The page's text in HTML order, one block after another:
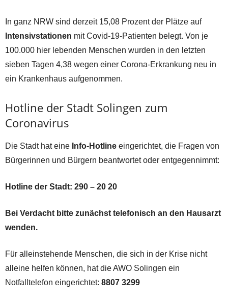
In ganz NRW sind derzeit 15,08 Prozent der Plätze auf
Intensivstationen mit Covid-19-Patienten belegt. Von je
100.000 hier lebenden Menschen wurden in den letzten
sieben Tagen 4,38 wegen einer Corona-Erkrankung neu in
ein Krankenhaus aufgenommen.
Hotline der Stadt Solingen zum
Coronavirus
Die Stadt hat eine Info-Hotline eingerichtet, die Fragen von
Bürgerinnen und Bürgern beantwortet oder entgegennimmt:
Hotline der Stadt: 290 – 20 20
Bei Verdacht bitte zunächst telefonisch an den Hausarzt
wenden.
Für alleinstehende Menschen, die sich in der Krise nicht
alleine helfen können, hat die AWO Solingen ein
Notfalltelefon eingerichtet: 8807 3299